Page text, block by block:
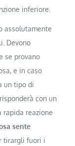
inferiore.
assolutamente
Devono
se provano
e in caso
un tipo di
con un
rapida reazione
sente
tirargli fuori i